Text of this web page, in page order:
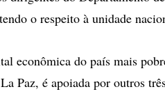
o respeito à unidade
econômica do país mais
Paz, é apoiada por outros